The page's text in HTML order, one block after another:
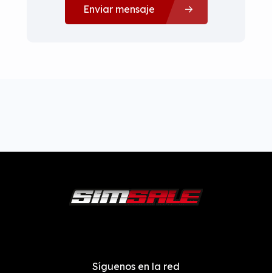
Enviar mensaje
Síguenos en la red